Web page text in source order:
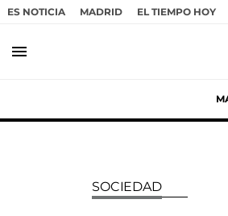
ES NOTICIA MADRID EL TIEMPO HOY
menu
SOCIEDAD